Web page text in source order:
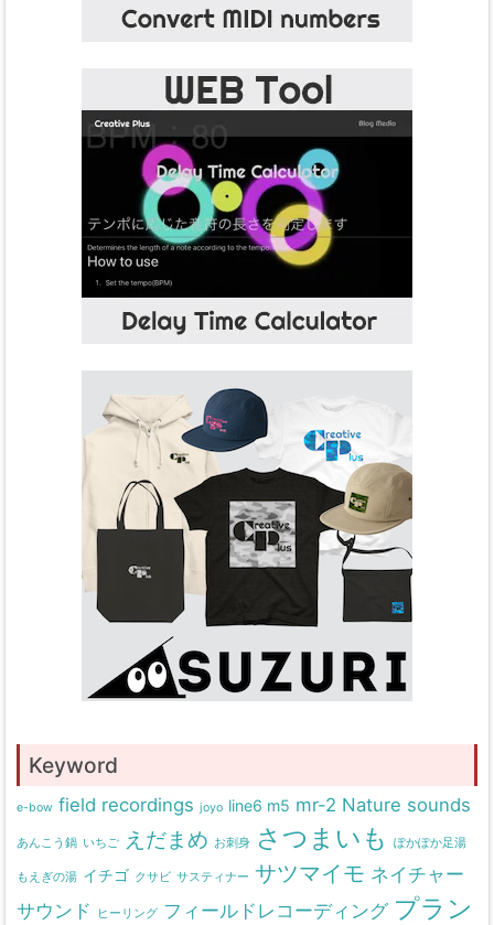
Keyword
e-bow field recordings joyo line6 m5 mr-2 Nature sounds
あんこう鍋 いちご えだまめ お刺身 さつまいも ぽかぽか足湯
もえぎの湯 イチゴ クサビ サスティナー サツマイモ ネイチャー
サウンド
ヒーリング フィールドレコーディング プラン